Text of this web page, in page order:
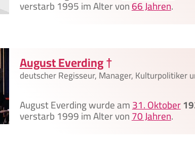
verstarb 1995 im Alter von66 Jahren.
August Everding†
deutscher Regisseur, Manager, Kulturpolitiker
August Everding wurde am31. Oktober
verstarb 1999 im Alter von70 Jahren.